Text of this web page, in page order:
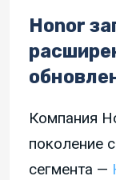
Honor
Компания
поколение
сегмента —